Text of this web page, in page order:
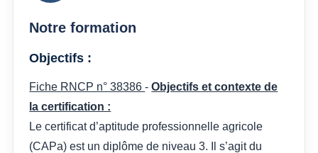
Notre formation
Objectifs :
Fiche RNCP n° 38386-Objectifs et contexte de
la certification :
Le certificat d’aptitude professionnelle agricole
(CAPa) est un diplôme de niveau 3. Il s’agit du